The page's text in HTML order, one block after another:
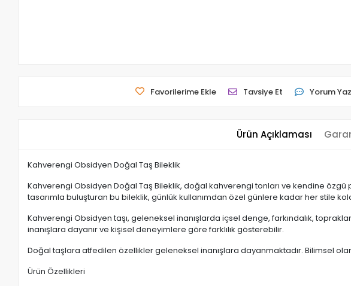
Favorilerime Ekle Tavsiye Et Yorum Yaz
Ürün Açıklaması
Kahverengi Obsidyen Doğal Taş Bileklik
Kahverengi Obsidyen Doğal Taş Bileklik, doğal kahverengi tonları ve kendine
tasarımla buluşturan bu bileklik, günlük kullanımdan özel günlere kadar her stile
Kahverengi Obsidyen taşı, geleneksel inanışlarda içsel denge, farkındalık,
inanışlara dayanır ve kişisel deneyimlere göre farklılık gösterebilir.
Doğal taşlara atfedilen özellikler geleneksel inanışlara dayanmaktadır. Bilimsel
Ürün Özellikleri